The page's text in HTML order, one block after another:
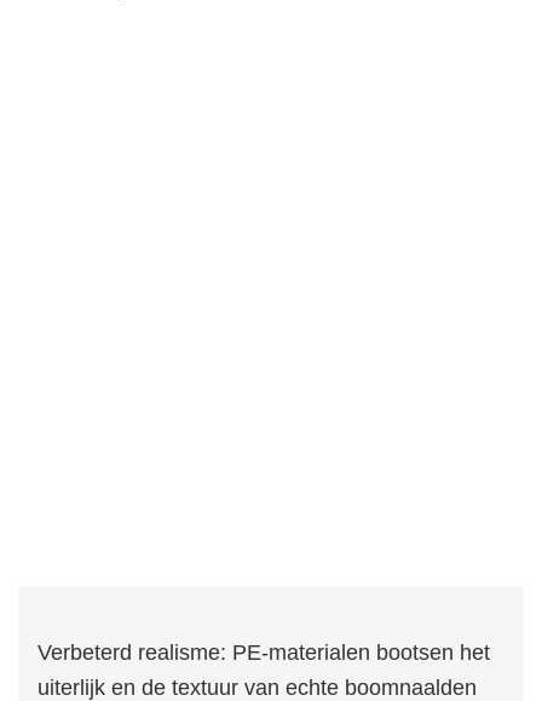
Verbeterd realisme: PE-materialen bootsen het
uiterlijk en de textuur van echte boomnaalden